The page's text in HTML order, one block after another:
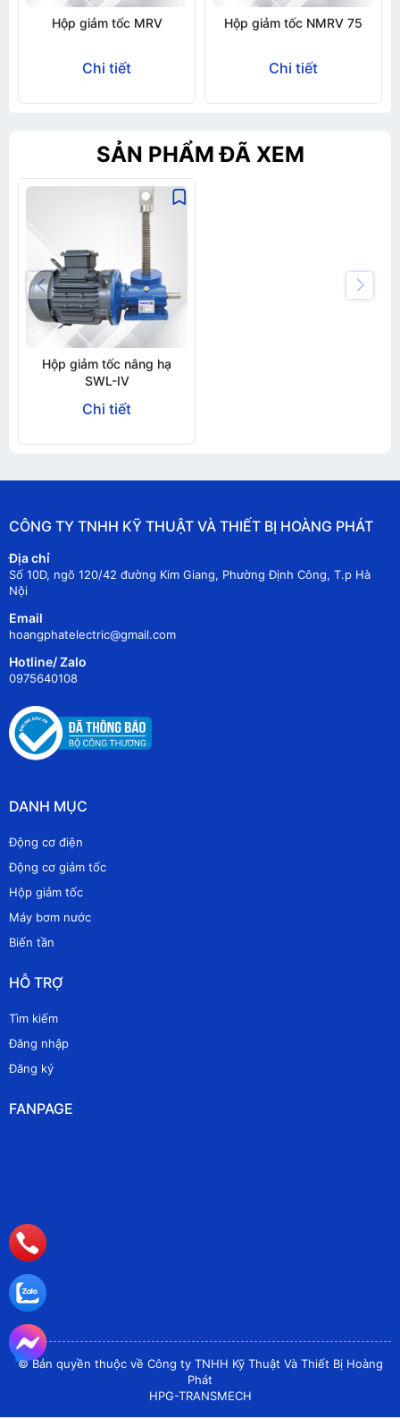
Hộp giảm tốc MRV
Chi tiết
Hộp giảm tốc NMRV 75
Chi tiết
SẢN PHẨM ĐÃ XEM
Hộp giảm tốc nâng hạ
SWL-IV
Chi tiết
CÔNG TY TNHH KỸ THUẬT VÀ THIẾT BỊ HOÀNG PHÁT
Địa chỉ
Số 10D, ngõ 120/42 đường Kim Giang, Phường Định Công, T.p Hà
Nội
Email
hoangphatelectric@gmail.com
Hotline/ Zalo
0975640108
DANH MỤC
Động cơ điện
Động cơ giảm tốc
Hộp giảm tốc
Máy bơm nước
Biến tần
HỖ TRỢ
Tìm kiếm
Đăng nhập
Đăng ký
FANPAGE
© Bản quyền thuộc về Công ty TNHH Kỹ Thuật Và Thiết Bị Hoàng
Phát
HPG-TRANSMECH